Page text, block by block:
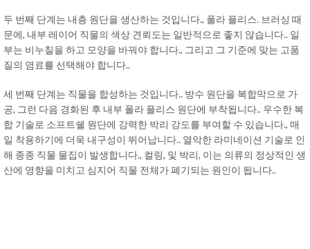
두 번째 단계는 내층 원단을 생산하는 것입니다., 폴라 플리스. 브러싱 때
문에, 내부 레이어 직물의 색상 견뢰도는 일반적으로 좋지 않습니다.. 일
부는 비누칠을 하고 모양을 바꿔야 합니다., 그리고 그 기준에 맞는 고품
질의 염료를 선택해야 합니다..
세 번째 단계는 직물을 합성하는 것입니다.. 방수 원단을 복합막으로 가
공, 그런 다음 경화된 후 내부 폴라 플리스 원단에 부착됩니다.. 우수한 복
합 기술로 소프트쉘 원단에 강력한 박리 강도를 부여할 수 있습니다., 매
일 착용하기에 더욱 내구성이 뛰어납니다.. 열악한 라미네이션 기술로 인
해 종종 직물 물집이 발생합니다., 컬링, 및 박리, 이는 의류의 정상적인 생
산에 영향을 미치고 심지어 직물 전체가 폐기되는 원인이 됩니다..